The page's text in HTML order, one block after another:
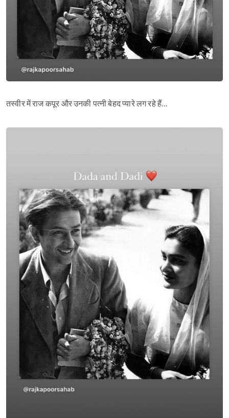
तस्वीर में राज कपूर और उनकी पत्नी बेहद प्यारे लग रहे हैं…